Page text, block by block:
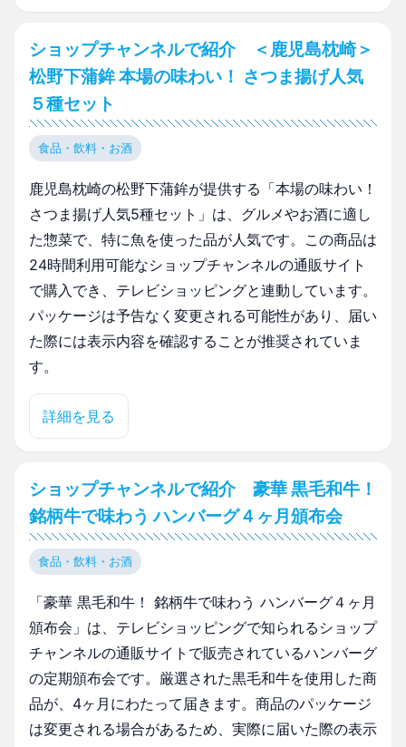
ショップチャンネルで紹介 ＜鹿児島枕崎＞
松野下蒲鉾 本場の味わい！ さつま揚げ人気
５種セット
食品・飲料・お酒
鹿児島枕崎の松野下蒲鉾が提供する「本場の味わい！
さつま揚げ人気5種セット」は、グルメやお酒に適し
た惣菜で、特に魚を使った品が人気です。この商品は
24時間利用可能なショップチャンネルの通販サイト
で購入でき、テレビショッピングと連動しています。
パッケージは予告なく変更される可能性があり、届い
た際には表示内容を確認することが推奨されていま
す。
詳細を見る
ショップチャンネルで紹介 豪華 黒毛和牛！
銘柄牛で味わう ハンバーグ４ヶ月頒布会
食品・飲料・お酒
「豪華 黒毛和牛！ 銘柄牛で味わう ハンバーグ４ヶ月
頒布会」は、テレビショッピングで知られるショップ
チャンネルの通販サイトで販売されているハンバーグ
の定期頒布会です。厳選された黒毛和牛を使用した商
品が、4ヶ月にわたって届きます。商品のパッケージ
は変更される場合があるため、実際に届いた際の表示